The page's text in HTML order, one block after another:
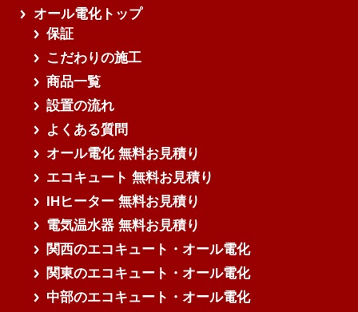
オール電化トップ
保証
こだわりの施工
商品一覧
設置の流れ
よくある質問
オール電化 無料お見積り
エコキュート 無料お見積り
IHヒーター 無料お見積り
電気温水器 無料お見積り
関西のエコキュート・オール電化
関東のエコキュート・オール電化
中部のエコキュート・オール電化